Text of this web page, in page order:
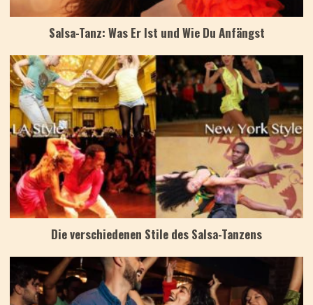
Salsa-Tanz: Was Er Ist und Wie Du Anfängst
Die verschiedenen Stile des Salsa-Tanzens